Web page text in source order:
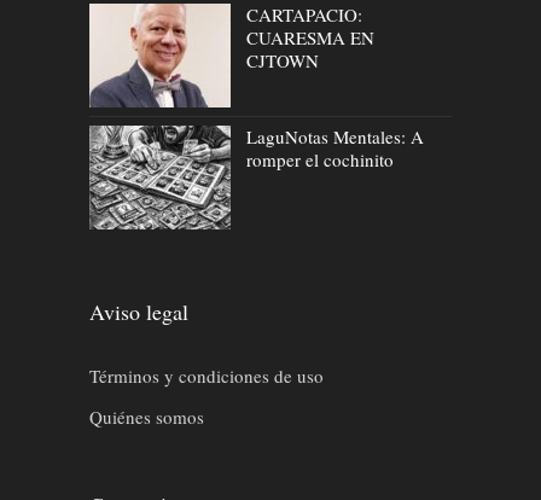
CARTAPACIO:
CUARESMA EN
CJTOWN
LaguNotas Mentales: A
romper el cochinito
Aviso legal
Términos y condiciones de uso
Quiénes somos